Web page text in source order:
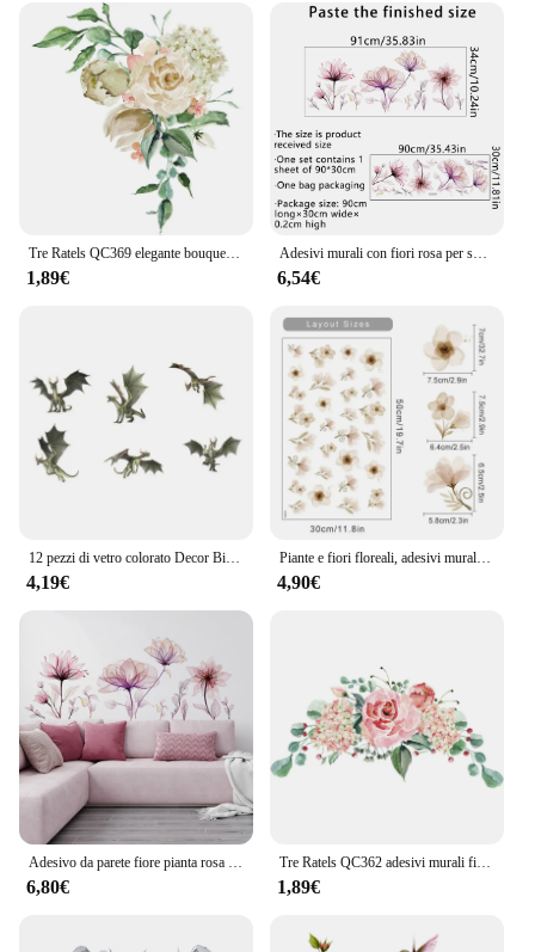
Tre Ratels QC369 elegante bouquet di rose in stile antico adesivo da parete accessori per la decorazione domestica
1,89€
Adesivi murali con fiori rosa per soggiorno sfondo carta da parati camera delle ragazze camera da letto adesivi decorativi decalcomanie da parete murales in PVC
6,54€
12 pezzi di vetro colorato Decor Bird Collision Warning Stickers pellicola adesiva decorativa per la protezione della finestra posteriore rilascio dell'animale domestico creativo
4,19€
Piante e fiori floreali, adesivi murali in vinile autoadesivo, soggiorno, sfondo camera da letto per ragazze, sfondi decorativi
4,90€
Adesivo da parete fiore pianta rosa sfondo parete soggiorno decorazione della stanza adesivo da parete adesivo da parete autoadesivo
6,80€
Tre Ratels QC362 adesivi murali fiori colorati dipinti decorazioni per camerette decorazioni per camera da letto per bagno
1,89€